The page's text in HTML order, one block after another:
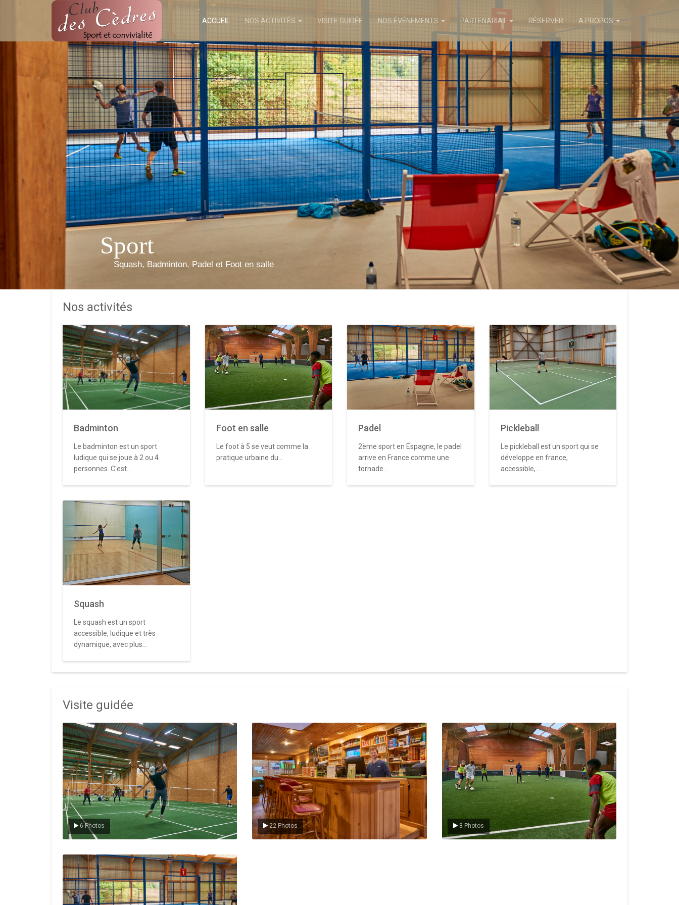
ACCUEIL NOS ACTIVITÉS VISITE GUIDÉE NOS ÉVÉNEMENTS PARTENARIAT RÉSERVER A PROPOS
Sport
Squash, Badminton, Padel et Foot en salle
Nos activités
Badminton
Le badminton est un sport
ludique qui se joue à 2 ou 4
personnes. C'est...
Foot en salle
Le foot à 5 se veut comme la
pratique urbaine du...
Padel
2ème sport en Espagne, le padel
arrive en France comme une
tornade...
Pickleball
Le pickleball est un sport qui se
développe en france,
accessible,...
Squash
Le squash est un sport
accessible, ludique et très
dynamique, avec plus...
Visite guidée
6 Photos
Le badminton
22 Photos
Le Club
8 Photos
Le foot en salle
Le padel